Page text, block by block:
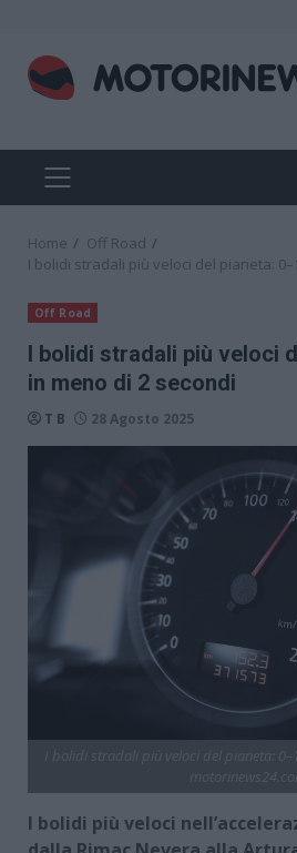
content
PRIMARY
MENU
Home
Off Road
I bolidi stradali più veloci del pianeta:
Off Road
I bolidi stradali più veloci
in meno di 2 secondi
T B 28 Agosto 2025
I bolidi più veloci